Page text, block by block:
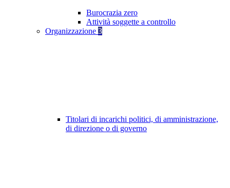
Burocrazia zero
Attività soggette a controllo
Organizzazione 3
Titolari di incarichi politici, di amministrazione,
di direzione o di governo